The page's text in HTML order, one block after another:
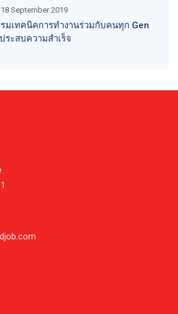
18 September 2019
มเทคนิคการทำงานร่วมกับคนทุก Gen
ระสบความสำเร็จ